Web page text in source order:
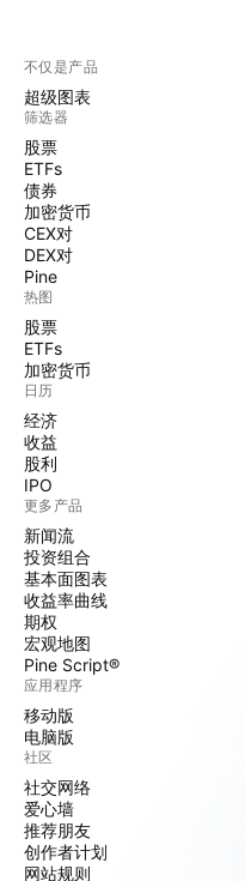
不仅是产品
超级图表
筛选器
股票
ETFs
债券
加密货币
CEX对
DEX对
Pine
热图
股票
ETFs
加密货币
日历
经济
收益
股利
IPO
更多产品
新闻流
投资组合
基本面图表
收益率曲线
期权
宏观地图
Pine Script®
应用程序
移动版
电脑版
社区
社交网络
爱心墙
推荐朋友
创作者计划
网站规则